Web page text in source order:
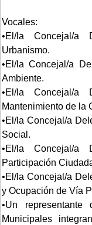
Vocales:
•El/la Concejal/a
Urbanismo.
•El/la Concejal/a
Ambiente.
•El/la Concejal/a
Mantenimiento de la
•El/la Concejal/a
Social.
•El/la Concejal/a
Participación
•El/la Concejal/a
y Ocupación de Vía
•Un
Municipales